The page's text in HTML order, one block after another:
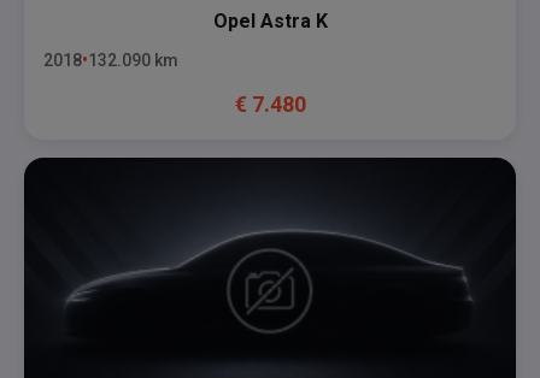
Opel Astra K
2018 132.090 km
€ 7.480